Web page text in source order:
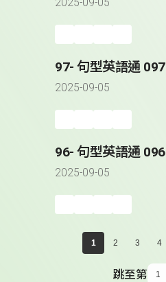
2025-09-05
97- 句型英語通 097
2025-09-05
96- 句型英語通 096
2025-09-05
1 2 3 4
跳至第